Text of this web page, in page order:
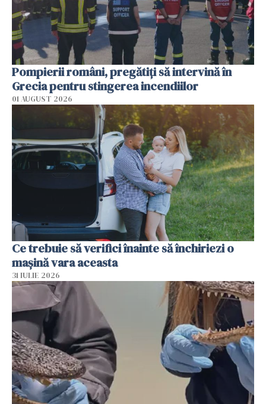
Pompierii români, pregătiţi să intervină în
Grecia pentru stingerea incendiilor
01 AUGUST 2026
Ce trebuie să verifici înainte să închiriezi o
mașină vara aceasta
31 IULIE 2026